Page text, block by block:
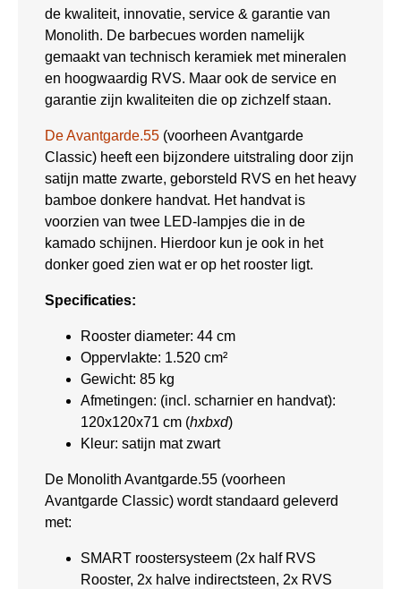
de kwaliteit, innovatie, service & garantie van
Monolith. De barbecues worden namelijk
gemaakt van technisch keramiek met mineralen
en hoogwaardig RVS. Maar ook de service en
garantie zijn kwaliteiten die op zichzelf staan.
De Avantgarde.55 (voorheen Avantgarde
Classic) heeft een bijzondere uitstraling door zijn
satijn matte zwarte, geborsteld RVS en het heavy
bamboe donkere handvat. Het handvat is
voorzien van twee LED-lampjes die in de
kamado schijnen. Hierdoor kun je ook in het
donker goed zien wat er op het rooster ligt.
Specificaties:
Rooster diameter: 44 cm
Oppervlakte: 1.520 cm²
Gewicht: 85 kg
Afmetingen: (incl. scharnier en handvat):
120x120x71 cm (hxbxd)
Kleur: satijn mat zwart
De Monolith Avantgarde.55 (voorheen
Avantgarde Classic) wordt standaard geleverd
met:
SMART roostersysteem (2x half RVS
Rooster, 2x halve indirectsteen, 2x RVS